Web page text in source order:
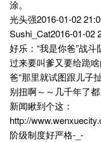
涂。
光头强2016-01-02
Sushi_Cat2016-01-02
好乐：“我是你爸”战
过来要叫爹又要给跪
爸“那里就试图跟儿子
别扭啊～～几千年了都
新闻瞅到个这：
http://
阶级制度好严格-_-